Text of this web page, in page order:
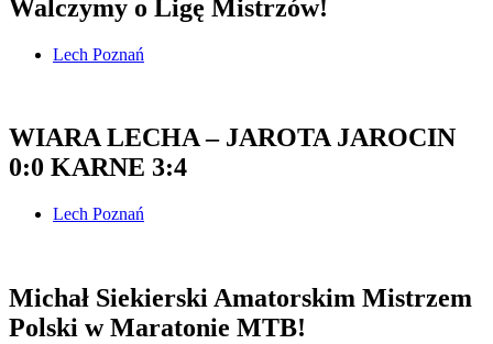
Walczymy o Ligę Mistrzów!
Lech Poznań
WIARA LECHA – JAROTA JAROCIN
0:0 KARNE 3:4
Lech Poznań
Michał Siekierski Amatorskim Mistrzem
Polski w Maratonie MTB!